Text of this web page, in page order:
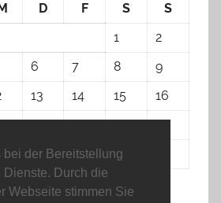
der Bereitstellung
Dienste. Durch die
Webseite stimmen Sie
D F S
S
1
2
6 7 8
9
13 14 15
16
20 21 22
23
27 28 29